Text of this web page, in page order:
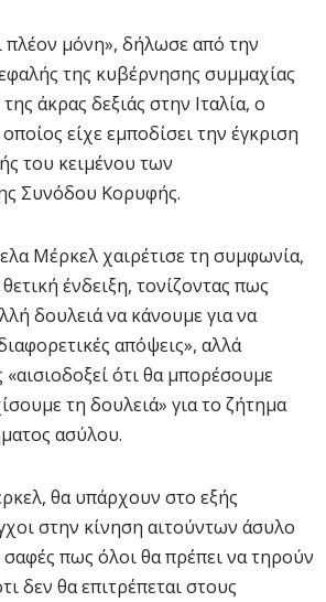
πλέον μόνη», δήλωσε από την
της κυβέρνησης συμμαχίας
άκρας δεξιάς στην Ιταλία, ο
είχε εμποδίσει την έγκριση
του κειμένου των
Συνόδου Κορυφής.
Μέρκελ χαιρέτισε τη συμφωνία,
ένδειξη, τονίζοντας πως
δουλειά να κάνουμε για να
απόψεις», αλλά
ότι θα μπορέσουμε
τη δουλειά» για το ζήτημα
ασύλου.
θα υπάρχουν στο εξής
στην κίνηση αιτούντων άσυλο
σαφές πως όλοι θα πρέπει να τηρούν
δεν θα επιτρέπεται στους